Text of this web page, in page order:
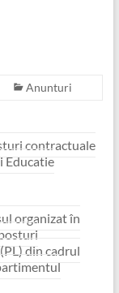
Anunturi
contractuale
Educatie
organizat în
din cadrul